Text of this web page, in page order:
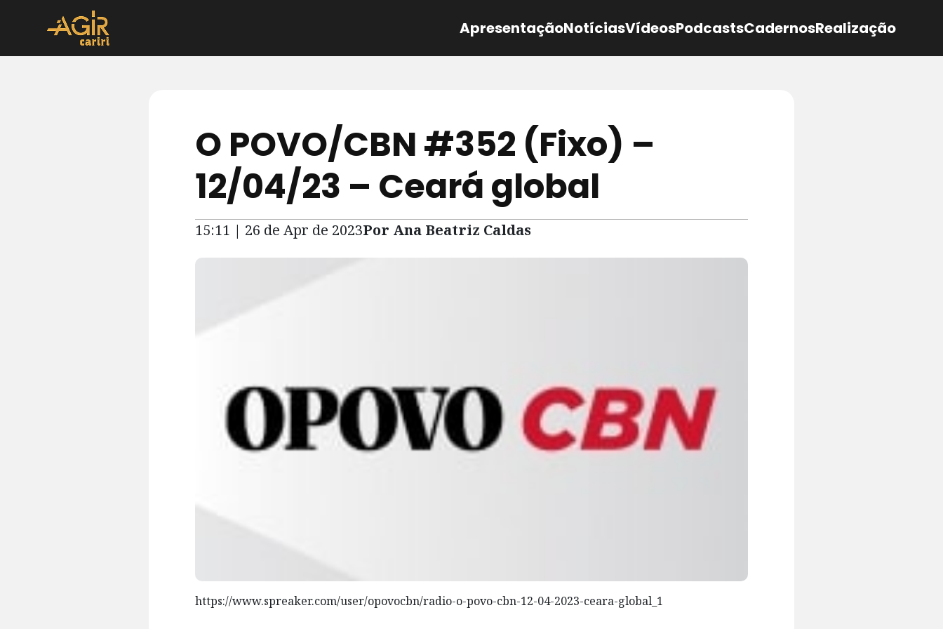
ApresentaçãoNotíciasVídeosPodcastsCadernosRealização
O POVO/CBN #352 (Fixo) –
12/04/23 – Ceará global
15:11 | 26 de Apr de 2023Por Ana Beatriz Caldas
https://www.spreaker.com/user/opovocbn/radio-o-povo-cbn-12-04-2023-ceara-global_1